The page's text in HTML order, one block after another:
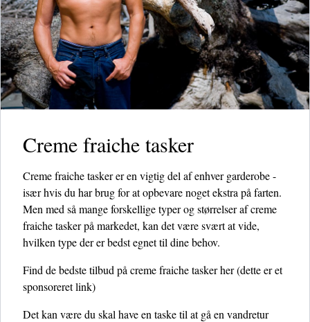
Creme fraiche tasker
Creme fraiche tasker er en vigtig del af enhver garderobe -
især hvis du har brug for at opbevare noget ekstra på farten.
Men med så mange forskellige typer og størrelser af creme
fraiche tasker på markedet, kan det være svært at vide,
hvilken type der er bedst egnet til dine behov.
Find de bedste tilbud på creme fraiche tasker her(dette er et
sponsoreret link)
Det kan være du skal have en taske til at gå en vandretur